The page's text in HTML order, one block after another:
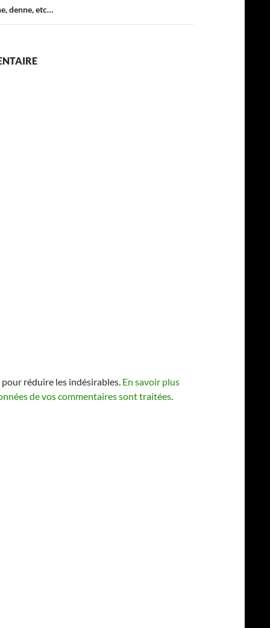
denne, etc…
réduire les indésirables. En savoir plus
de vos commentaires sont traitées